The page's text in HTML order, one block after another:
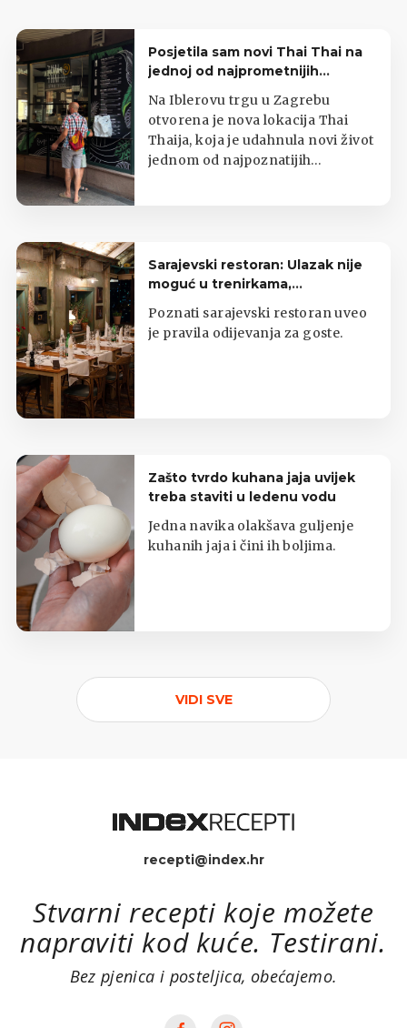
Posjetila sam novi Thai Thai na
jednoj od najprometnijih
zagrebačkih lokacija
Na Iblerovu trgu u Zagrebu
otvorena je nova lokacija Thai
Thaija, koja je udahnula novi život
jednom od najpoznatijih
Sarajevski restoran: Ulazak nije
moguć u trenirkama,
potkošuljama i japankama
Poznati sarajevski restoran uveo
je pravila odijevanja za goste.
Zašto tvrdo kuhana jaja uvijek
treba staviti u ledenu vodu
Jedna navika olakšava guljenje
kuhanih jaja i čini ih boljima.
VIDI SVE
recepti@index.hr
Stvarni recepti koje možete
napraviti kod kuće. Testirani.
Bez pjenica i posteljica, obećajemo.